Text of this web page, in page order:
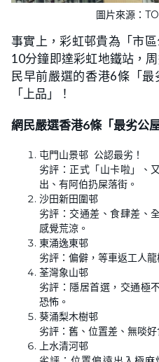
圖片來源：
事實上，彩虹邨貴為「市
10分鐘即達彩虹地鐵站，
民早前嚴選的香港6條「
「上品」！
網民嚴選香港6條「最劣公
屯門山景邨 公認最劣！
劣評：正式「山卡啦」、
出、有阿伯扔屎落街。
沙田新田圍邨
劣評：交通差、食肆差、
感覺荒涼。
東涌逸東邨
劣評：偏僻，等車返工人龍
荃灣象山邨
劣評：隱居首選，交通極
恐怖。
葵涌梨木樹邨
劣評：舊、位置差、無啖
上水清河邨